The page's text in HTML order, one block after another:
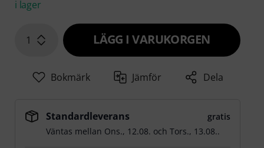
i lager
1 LÄGG I VARUKORGEN
Bokmärk Jämför Dela
Standardleverans
gratis
Väntas mellan Ons., 12.08. ochTors., 13.08..